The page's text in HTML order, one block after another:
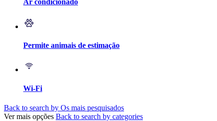
Ar condicionado
Permite animais de estimação
Wi-Fi
Back to search by Os mais pesquisados
Ver mais opções Back to search by categories